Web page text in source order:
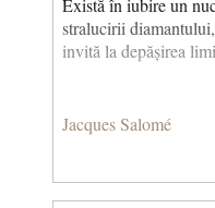
stralucirii
invită la depășirea
Jacques Salomé